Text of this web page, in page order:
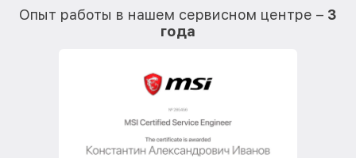
Опыт работы в нашем сервисном центре – 3
года